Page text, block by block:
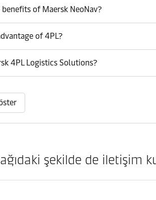
of Maersk NeoNav?
of 4PL?
4PL Logistics Solutions?
şekilde de iletişim